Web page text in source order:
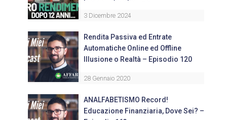
3 Dicembre 2024
Rendita Passiva ed Entrate
Automatiche Online ed Offline
Illusione o Realtà – Episodio 120
28 Gennaio 2020
ANALFABETISMO Record!
Educazione Finanziaria, Dove Sei? –